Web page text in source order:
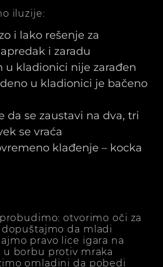
iluzije:
i lako rešenje za
i zaradu
u kladionici nije zarađen
u kladionici je bačeno
da se zaustavi na dva, tri
se vraća
klađenje – kocka
otvorimo oči za
da mladi
pravo lice igara na
u borbu protiv mraka
omladini da pobedi